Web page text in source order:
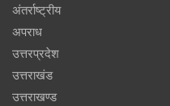
अंतर्राष्ट्रीय
अपराध
उत्तरप्रदेश
उत्तराखंड
उत्तराखण्ड